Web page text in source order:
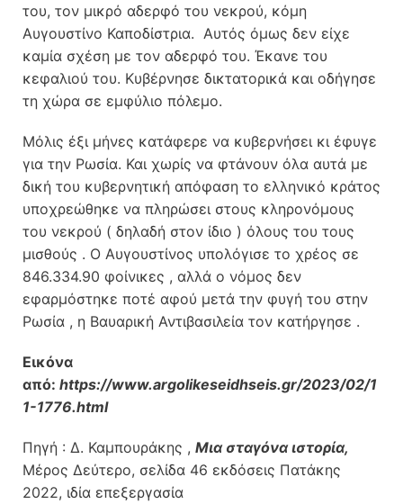
του, τον μικρό αδερφό του νεκρού, κόμη
Αυγουστίνο Καποδίστρια. Αυτός όμως δεν είχε
καμία σχέση με τον αδερφό του. Έκανε του
κεφαλιού του. Κυβέρνησε δικτατορικά και οδήγησε
τη χώρα σε εμφύλιο πόλεμο.
Μόλις έξι μήνες κατάφερε να κυβερνήσει κι έφυγε
για την Ρωσία. Και χωρίς να φτάνουν όλα αυτά με
δική του κυβερνητική απόφαση το ελληνικό κράτος
υποχρεώθηκε να πληρώσει στους κληρονόμους
του νεκρού ( δηλαδή στον ίδιο ) όλους του τους
μισθούς . Ο Αυγουστίνος υπολόγισε το χρέος σε
846.334.90 φοίνικες , αλλά ο νόμος δεν
εφαρμόστηκε ποτέ αφού μετά την φυγή του στην
Ρωσία , η Βαυαρική Αντιβασιλεία τον κατήργησε .
Εικόνα
από: https://www.argolikeseidhseis.gr/2023/02/1
1-1776.html
Πηγή : Δ. Καμπουράκης , Μια σταγόνα ιστορία,
Μέρος Δεύτερο, σελίδα 46 εκδόσεις Πατάκης
2022, ιδία επεξεργασία